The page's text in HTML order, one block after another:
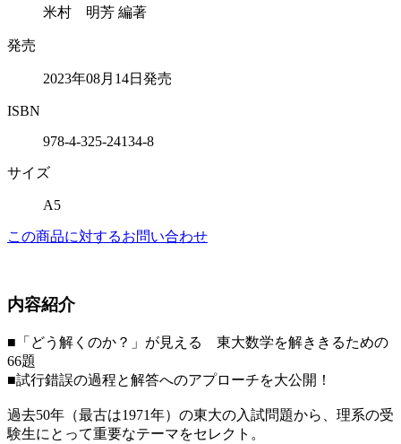
米村 明芳 編著
発売
2023年08月14日発売
ISBN
978-4-325-24134-8
サイズ
A5
この商品に対するお問い合わせ
内容紹介
■「どう解くのか？」が見える 東大数学を解ききるための
66題
■試行錯誤の過程と解答へのアプローチを大公開！
過去50年（最古は1971年）の東大の入試問題から、理系の受
験生にとって重要なテーマをセレクト。